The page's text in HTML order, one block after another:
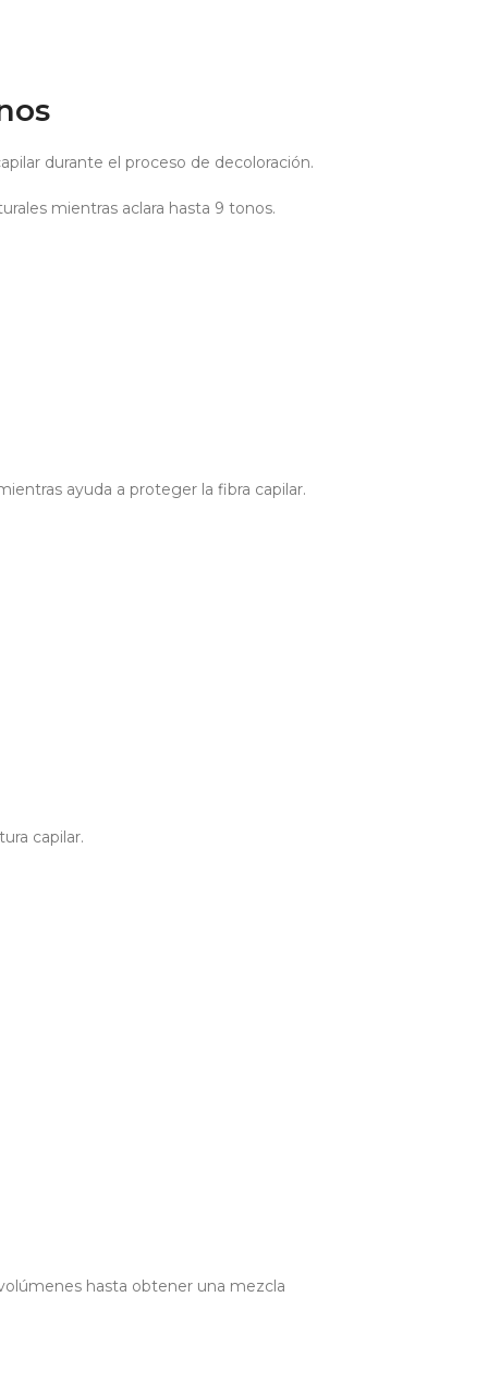
durante el proceso de decoloración.
mientras aclara hasta 9 tonos.
ayuda a proteger la fibra capilar.
capilar.
hasta obtener una mezcla